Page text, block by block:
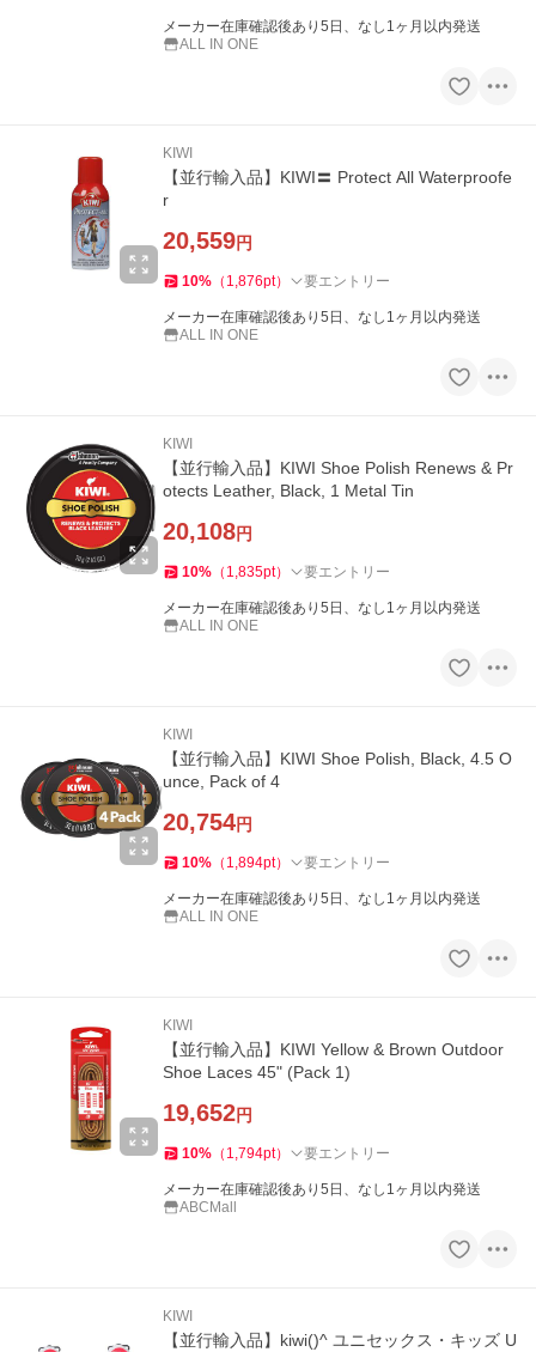
メーカー在庫確認後あり5日、なし1ヶ月以内発送
ALL IN ONE
KIWI
【並行輸入品】KIWI〓 Protect All Waterproofe
r
20,559円
10% （ 1,876pt） 要エントリー
メーカー在庫確認後あり5日、なし1ヶ月以内発送
ALL IN ONE
KIWI
【並行輸入品】KIWI Shoe Polish Renews & Pr
otects Leather, Black, 1 Metal Tin
20,108円
10% （ 1,835pt） 要エントリー
メーカー在庫確認後あり5日、なし1ヶ月以内発送
ALL IN ONE
KIWI
【並行輸入品】KIWI Shoe Polish, Black, 4.5 O
unce, Pack of 4
20,754円
10% （ 1,894pt） 要エントリー
メーカー在庫確認後あり5日、なし1ヶ月以内発送
ALL IN ONE
KIWI
【並行輸入品】KIWI Yellow & Brown Outdoor
Shoe Laces 45" (Pack 1)
19,652円
10% （ 1,794pt） 要エントリー
メーカー在庫確認後あり5日、なし1ヶ月以内発送
ABCMall
KIWI
【並行輸入品】kiwi()^ ユニセックス・キッズ U